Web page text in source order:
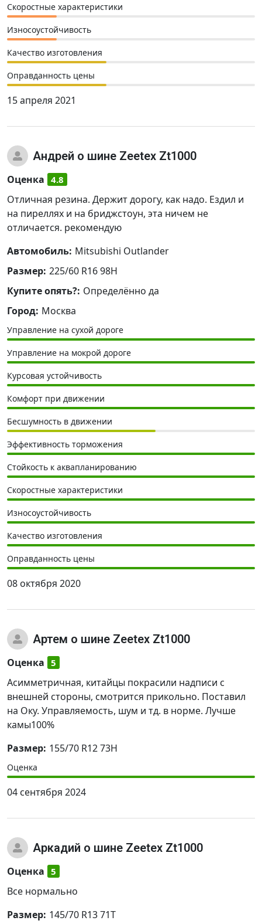
Скоростные характеристики
Износоустойчивость
Качество изготовления
Оправданность цены
15 апреля 2021
Андрей о шине Zeetex Zt1000
Оценка 4.8
Отличная резина. Держит дорогу, как надо. Ездил и
на пиреллях и на бриджстоун, эта ничем не
отличается. рекомендую
Автомобиль: Mitsubishi Outlander
Размер: 225/60 R16 98H
Купите опять?: Определённо да
Город: Москва
Управление на сухой дороге
Управление на мокрой дороге
Курсовая устойчивость
Комфорт при движении
Бесшумность в движении
Эффективность торможения
Стойкость к аквапланированию
Скоростные характеристики
Износоустойчивость
Качество изготовления
Оправданность цены
08 октября 2020
Артем о шине Zeetex Zt1000
Оценка 5
Асимметричная, китайцы покрасили надписи с
внешней стороны, смотрится прикольно. Поставил
на Оку. Управляемость, шум и тд. в норме. Лучше
камы100%
Размер: 155/70 R12 73H
Оценка
04 сентября 2024
Аркадий о шине Zeetex Zt1000
Оценка 5
Все нормально
Размер: 145/70 R13 71T